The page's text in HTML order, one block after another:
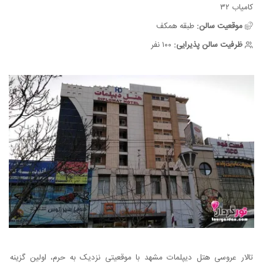
کامیاب ۳۲
موقعیت سالن: طبقه همکف
ظرفیت سالن پذیرایی:
تالار عروسی هتل دیپلمات مشهد با موقعیتی نزدیک به حرم، اولین گزینه